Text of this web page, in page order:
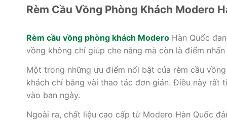
Rèm Cầu Vồng Phòng Khách Modero
Rèm cầu vồng phòng khách ModeroHàn Quốc
vồng không chỉ giúp che nắng mà còn là điểm
Một trong những ưu điểm nổi bật của rèm cầu
khách chỉ bằng vài thao tác đơn giản. Điều này rất
vào ban ngày.
Ngoài ra, chất liệu cao cấp từ Modero Hàn Quốc